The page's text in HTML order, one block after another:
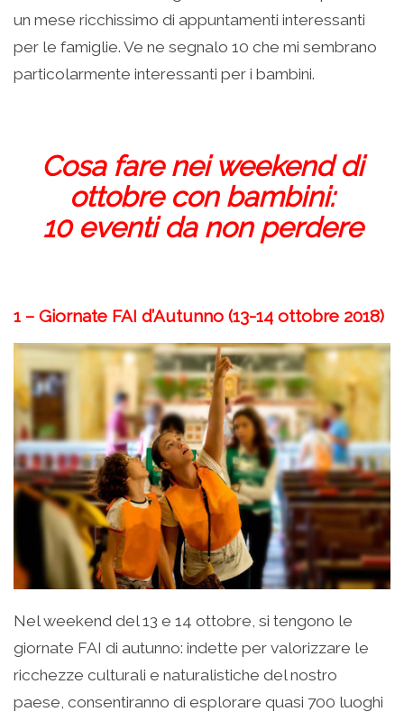
apre
una
nuova
finestra)
Twitter
(Si
in
una
nuova
finestra)
Google+
(Si
in
una
nuova
finestra)
LinkedIn
(Si
apre
in
una
finestra)
apre
in
nuova
finestra)
un mese ricchissimo di appuntamenti interessanti
per le famiglie. Ve ne segnalo 10 che mi sembrano
particolarmente interessanti per i bambini.
Cosa fare nei weekend di
ottobre con bambini:
10 eventi da non perdere
1 – Giornate FAI d’Autunno (13-14 ottobre 2018)
Nel weekend del 13 e 14 ottobre, si tengono le
giornate FAI di autunno: indette per valorizzare le
ricchezze culturali e naturalistiche del nostro
paese, consentiranno di esplorare quasi 700 luoghi